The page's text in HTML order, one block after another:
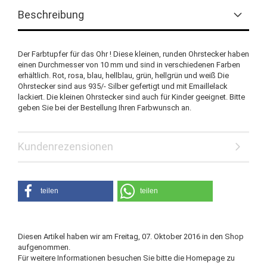
Beschreibung
Der Farbtupfer für das Ohr ! Diese kleinen, runden Ohrstecker haben
einen Durchmesser von 10 mm und sind in verschiedenen Farben
erhältlich. Rot, rosa, blau, hellblau, grün, hellgrün und weiß Die
Ohrstecker sind aus 935/- Silber gefertigt und mit Emaillelack
lackiert. Die kleinen Ohrstecker sind auch für Kinder geeignet. Bitte
geben Sie bei der Bestellung Ihren Farbwunsch an.
Kundenrezensionen
teilen teilen
Diesen Artikel haben wir am Freitag, 07. Oktober 2016 in den Shop
aufgenommen.
Für weitere Informationen besuchen Sie bitte die Homepage zu